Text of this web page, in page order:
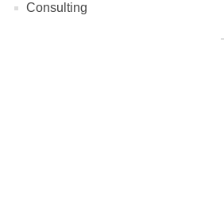
Consulting